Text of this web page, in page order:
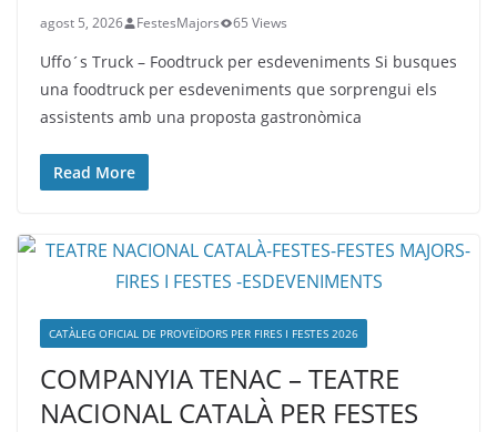
agost 5, 2026 FestesMajors 65 Views
Uffo´s Truck – Foodtruck per esdeveniments Si busques
una foodtruck per esdeveniments que sorprengui els
assistents amb una proposta gastronòmica
Read More
CATÀLEG OFICIAL DE PROVEÏDORS PER FIRES I FESTES 2026
COMPANYIA TENAC – TEATRE
NACIONAL CATALÀ PER FESTES